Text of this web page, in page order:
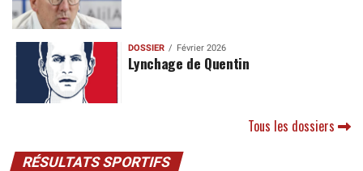
DOSSIER Février 2026
Lynchage de Quentin
Tous les dossiers
RÉSULTATS SPORTIFS